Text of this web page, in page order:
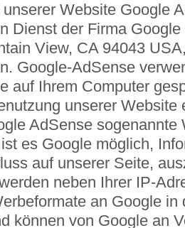
Website Google
Dienst der Firma
View, CA 94043
Google-AdSense
auf Ihrem Computer
unserer Website
AdSense
es Google möglich,
auf unserer Seite,
neben Ihrer IP-
an Google
können von Google an